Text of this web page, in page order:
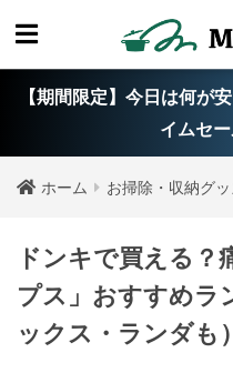
【期間限定】今日は何が
イムセ
ホーム お掃除・収納グ
ドンキで買える？
プス」おすすめラ
ックス・ランダも）